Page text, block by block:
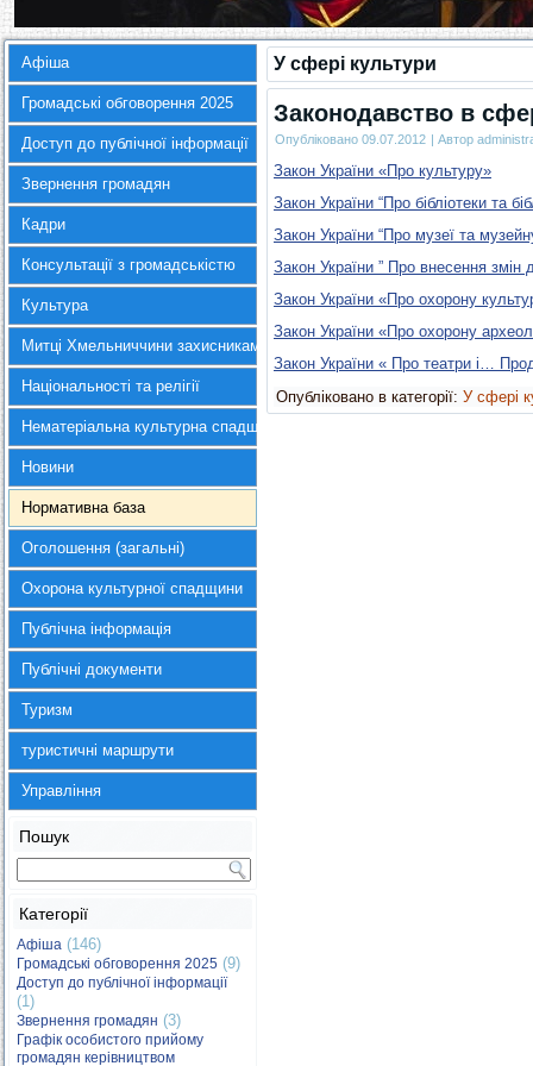
Афіша
Громадські обговорення 2025
Доступ до публічної інформації
Звернення громадян
Кадри
Консультації з громадськістю
Культура
Митці Хмельниччини захисникам України
Національності та релігії
Нематеріальна культурна спадщина
Новини
Нормативна база
Оголошення (загальні)
Охорона культурної спадщини
Публічна інформація
Публічні документи
Туризм
туристичні маршрути
Управління
Пошук
Категорії
Афіша (146)
Громадські обговорення 2025 (9)
Доступ до публічної інформації
(1)
Звернення громадян (3)
Графік особистого прийому
громадян керівництвом
У сфері культури
Законодавство в
Опубліковано 09.07.2012 | Автор
Закон України «Про культуру»
Закон України “Про бібліотеки та
Закон України “Про музеї та
Закон України ” Про внесення змін
Закон України «Про охорону
Закон України «Про охорону
Закон України « Про театри і…
Опубліковано в категорії: У сфері